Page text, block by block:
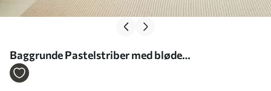
Baggrunde Pastelstriber med bløde
farveovergange Nr. a01184v2